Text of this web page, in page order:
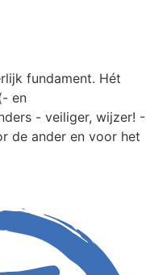
fundament. Hét
en
- veiliger, wijzer! -
de ander en voor het